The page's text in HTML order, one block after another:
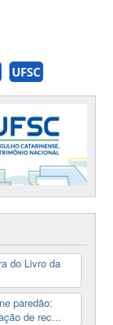
UFSC
do Livro da
paredão:
de rec...